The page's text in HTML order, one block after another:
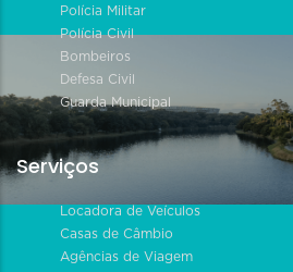
Polícia Militar
Polícia Civil
Bombeiros
Defesa Civil
Guarda Municipal
Serviços
Locadora de Veículos
Casas de Câmbio
Agências de Viagem